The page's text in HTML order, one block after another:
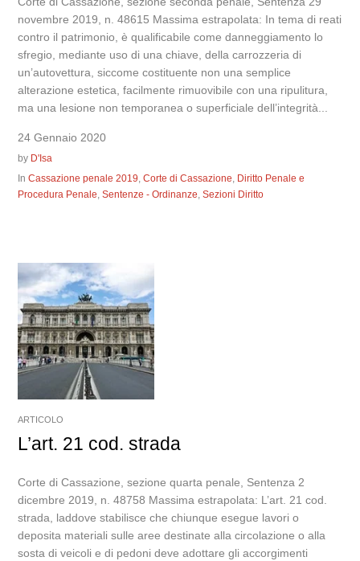
novembre 2019, n. 48615 Massima estrapolata: In tema di reati
contro il patrimonio, è qualificabile come danneggiamento lo
sfregio, mediante uso di una chiave, della carrozzeria di
un’autovettura, siccome costituente non una semplice
alterazione estetica, facilmente rimuovibile con una ripulitura,
ma una lesione non temporanea o superficiale dell’integrità...
24 Gennaio 2020
by D'Isa
InCassazione penale 2019,Corte di Cassazione, Diritto Penale e
Procedura Penale,Sentenze - Ordinanze,Sezioni Diritto
ARTICOLO
L’art. 21 cod. strada
Corte di Cassazione, sezione quarta penale, Sentenza 2
dicembre 2019, n. 48758 Massima estrapolata: L’art. 21 cod.
strada, laddove stabilisce che chiunque esegue lavori o
deposita materiali sulle aree destinate alla circolazione o alla
sosta di veicoli e di pedoni deve adottare gli accorgimenti